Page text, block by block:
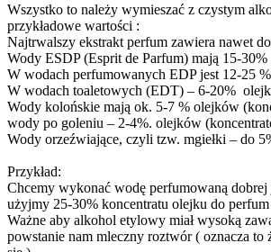
Wszystko to należy wymieszać z czystym
przykładowe wartości :
Najtrwalszy ekstrakt perfum zawiera nawet
Wody ESDP (Esprit de Parfum) mają 15-
W wodach perfumowanych EDP jest 12-25
W wodach toaletowych (EDT) – 6-20%
Wody kolońskie mają ok. 5-7 % olejków
wody po goleniu – 2-4%. olejków
Wody orzeźwiające, czyli tzw. mgiełki – do
Przykład:
Chcemy wykonać wodę perfumowaną dobrej
użyjmy 25-30% koncentratu olejku do
Ważne aby alkohol etylowy miał wysoką
powstanie nam mleczny roztwór ( oznacza